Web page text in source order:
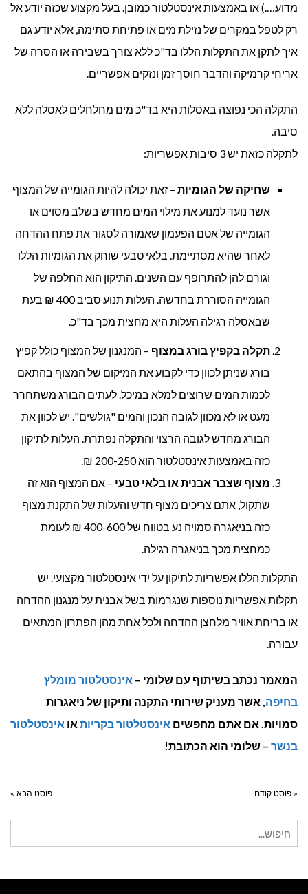
מדוע….) או באמצעות אינסטלטור כמובן. בעל מקצוע שכזה יודע אל
רק לטפל במקרים של נזילת מים או פתיחת סתימה, אלא יודע גם
איך לתקן את התקלות הללו בד"כ ללא צורך בשבירה או הסרה של
אריחי קרמיקה והדבר חוסך זמן ונזקים אפשריים.
התקלה הכי נפוצה באסלות היא בד"כ מים מחלחלים לאסלה ללא
סיבה.
לתקלה כזאת יש 3 סיבות אפשריות:
שחיקה של הגומיות – זאת יכולה להיות הגומייה של המצוף
אשר נועד למנוע את מילוי המים מחדש בשלב מסוים או
הגומייה של אטם הפעמון שאמורה לסגור את פתח ההדחה
לאחר שהיא מסתיימת. בלאי טבעי שוחק את הגומיות הללו
וגורם להן להתרופף עם השנים. התיקון הוא החלפה של
הגומייה הסוררת בחדשה. העלות תנוע סביב 400 ₪ בעת
שבאסלה רגילה העלות היא מחצית מכך בד"כ.
תקלה בקפיץ בורג במצוף – המנגנון של המצוף כולל קפיץ
בורג שניתן לכוון כדי לקבוע את המיקום של המצוף בהתאם
לכמות המים שרוצים למלא במיכל. לעתים הבורג משתחרר
מעט או לא מכוון לגובה הנכון והמים "גולשים". יש לכוון את
הבורג מחדש לגובה הרצוי והתקלה נפתרת. העלות לתיקון
כזה באמצעות אינסטלטור הוא 200-250 ₪.
מצוף שצבר אבנית או בלאי טבעי – אם המצוף הוא זה
שתקול, אתם צריכים מצוף חדש והעלות של התקנת מצוף
כזה בניאגרה סמויה נע בטווח של 400-600 ₪ לעומת
כמחצית מכך בניאגרה רגילה.
התקלות הללו אפשריות לתיקון על ידי אינסטלטור מקצועי. יש
תקלות אפשריות נוספות שנגרמות בשל אבנית על מנגנון ההדחה
או בריחת אוויר מלחצן ההדחה ולכל אחת מהן הפתרון המתאים
עבורה.
המאמר נכתב בשיתוף עם שלומי – אינסטלטור מומלץ
בחיפה, אשר מעניק שירותי התקנה ותיקון של ניאגרות
סמויות. אם אתם מחפשים אינסטלטור בקריות או אינסטלטור
בנשר – שלומי הוא הכתובת!
« פוסט קודם פוסט הבא »
עבור: